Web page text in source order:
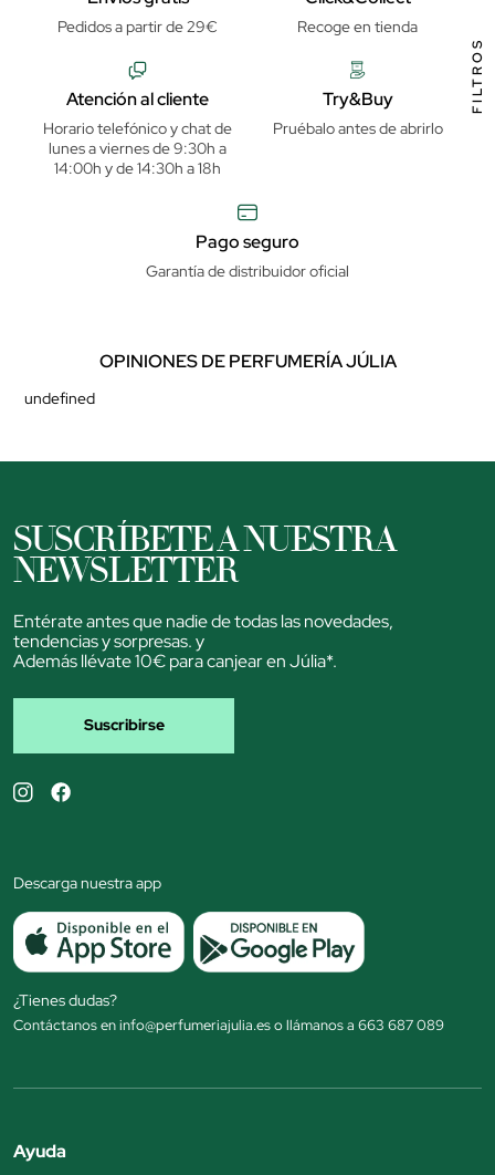
Pedidos a partir de 29€ Recoge en tienda
Atención al cliente
Horario telefónico y chat de
lunes a viernes de 9:30h a
14:00h y de 14:30h a 18h
Try&Buy
Pruébalo antes de abrirlo
Pago seguro
Garantía de distribuidor oficial
OPINIONES DE PERFUMERÍA JÚLIA
undefined
SUSCRÍBETE A NUESTRA
NEWSLETTER
Entérate antes que nadie de todas las novedades,
tendencias y sorpresas. y
Además llévate 10€ para canjear en Júlia*.
Suscribirse
Descarga nuestra app
¿Tienes dudas?
Contáctanos en info@perfumeriajulia.es o llámanos a 663 687 089
Ayuda
FILTROS